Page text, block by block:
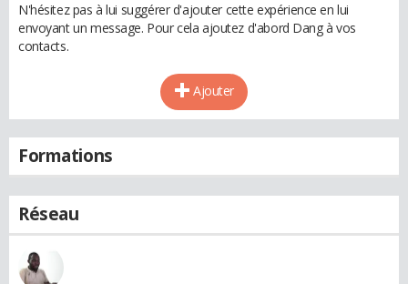
N'hésitez pas à lui suggérer d'ajouter cette expérience en lui
envoyant un message. Pour cela ajoutez d'abord Dang à vos
contacts.
Ajouter
Formations
Réseau